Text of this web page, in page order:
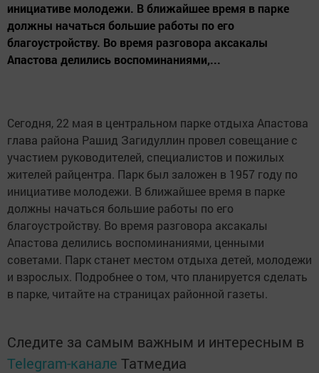
инициативе молодежи. В ближайшее время в парке
должны начаться большие работы по его
благоустройству. Во время разговора аксакалы
Апастова делились воспоминаниями,...
Сегодня, 22 мая в центральном парке отдыха Апастова
глава района Рашид Загидуллин провел совещание с
участием руководителей, специалистов и пожилых
жителей райцентра. Парк был заложен в 1957 году по
инициативе молодежи. В ближайшее время в парке
должны начаться большие работы по его
благоустройству. Во время разговора аксакалы
Апастова делились воспоминаниями, ценными
советами. Парк станет местом отдыха детей, молодежи
и взрослых. Подробнее о том, что планируется сделать
в парке, читайте на страницах районной газеты.
Следите за самым важным и интересным в
Telegram-канале Татмедиа